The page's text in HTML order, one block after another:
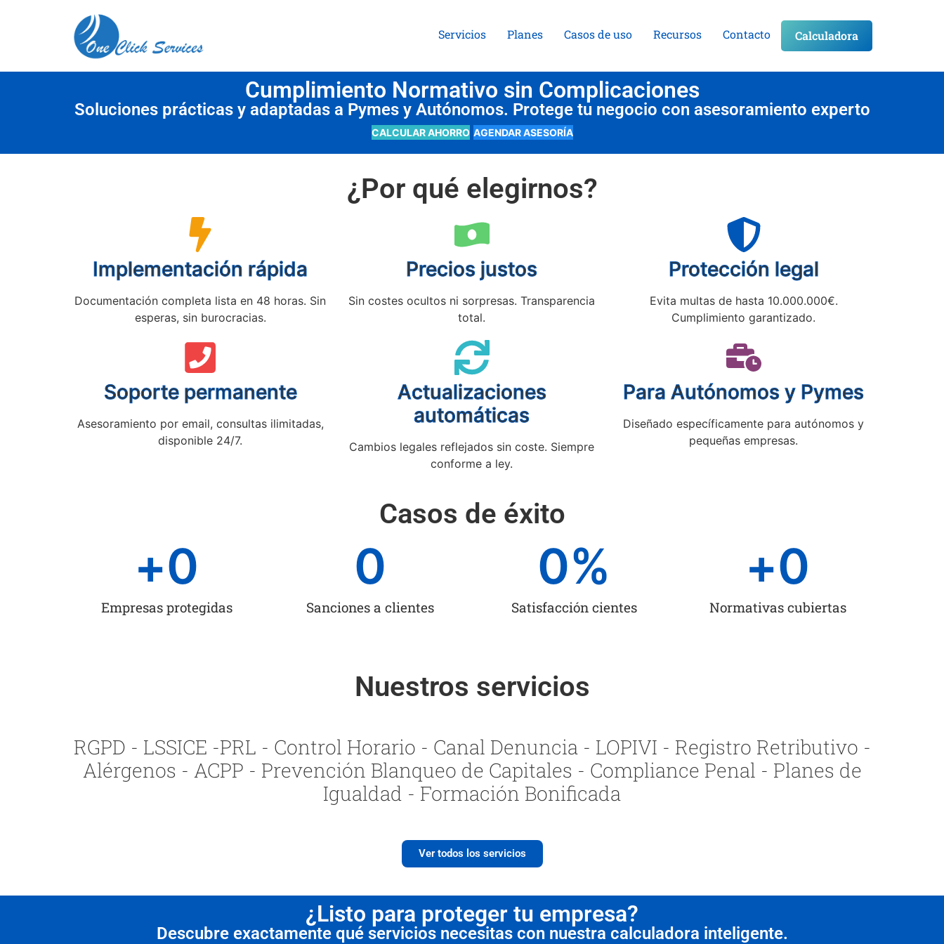
Servicios Planes Casos de uso Recursos Contacto Calculadora
Cumplimiento Normativo sin Complicaciones
Soluciones prácticas y adaptadas a Pymes y Autónomos. Protege tu negocio con asesoramiento experto
CALCULAR AHORRO AGENDAR ASESORÍA
¿Por qué elegirnos?
Implementación rápida
Documentación completa lista en 48 horas. Sin
esperas, sin burocracias.
Precios justos
Sin costes ocultos ni sorpresas. Transparencia
total.
Protección legal
Evita multas de hasta 10.000.000€.
Cumplimiento garantizado.
Soporte permanente
Asesoramiento por email, consultas ilimitadas,
disponible 24/7.
Actualizaciones
automáticas
Cambios legales reflejados sin coste. Siempre
conforme a ley.
Para Autónomos y Pymes
Diseñado específicamente para autónomos y
pequeñas empresas.
Casos de éxito
Empresas protegidas
+0
Sanciones a clientes
0
Satisfacción cientes
0%
Normativas cubiertas
+0
Nuestros servicios
RGPD - LSSICE -PRL - Control Horario - Canal Denuncia - LOPIVI - Registro Retributivo -
Alérgenos - ACPP - Prevención Blanqueo de Capitales - Compliance Penal - Planes de
Igualdad - Formación Bonificada
Ver todos los servicios
¿Listo para proteger tu empresa?
Descubre exactamente qué servicios necesitas con nuestra calculadora inteligente.